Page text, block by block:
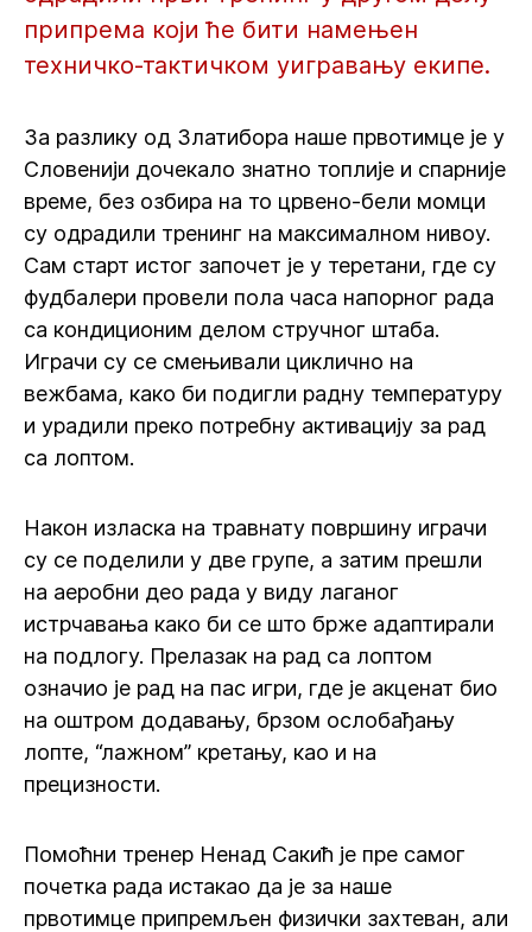
припрема који ће бити намењен
техничко-тактичком уигравању екипе.
За разлику од Златибора наше првотимце је у
Словенији дочекало знатно топлије и спарније
време, без озбира на то црвено-бели момци
су одрадили тренинг на максималном нивоу.
Сам старт истог започет је у теретани, где су
фудбалери провели пола часа напорног рада
са кондиционим делом стручног штаба.
Играчи су се смењивали циклично на
вежбама, како би подигли радну температуру
и урадили преко потребну активацију за рад
са лоптом.
Након изласка на травнату површину играчи
су се поделили у две групе, а затим прешли
на аеробни део рада у виду лаганог
истрчавања како би се што брже адаптирали
на подлогу. Прелазак на рад са лоптом
означио је рад на пас игри, где је акценат био
на оштром додавању, брзом ослобађању
лопте, “лажном” кретању, као и на
прецизности.
Помоћни тренер Ненад Сакић је пре самог
почетка рада истакао да је за наше
првотимце припремљен физички захтеван, али